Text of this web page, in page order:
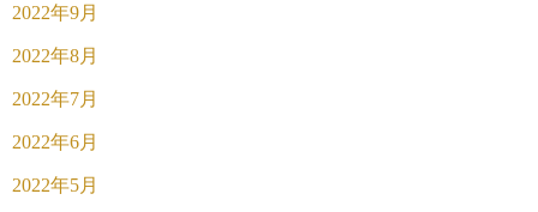
2022年9月
2022年8月
2022年7月
2022年6月
2022年5月